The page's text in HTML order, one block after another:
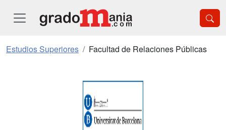
Estudios Superiores Facultad de Relaciones Públicas